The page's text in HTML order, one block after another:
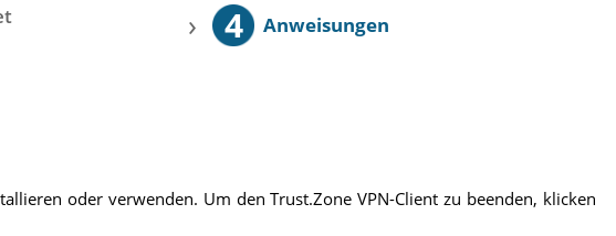
› 4 Anweisungen
oder verwenden. Um den Trust.Zone VPN-Client zu beenden, klicken